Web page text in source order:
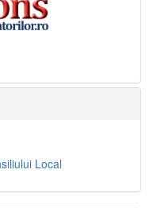
Local